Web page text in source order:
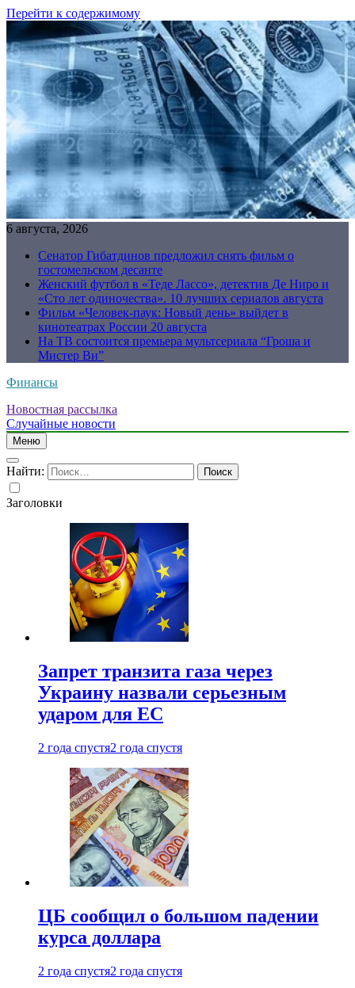
Перейти к содержимому
6 августа, 2026
Сенатор Гибатдинов предложил снять фильм о
гостомельском десанте
Женский футбол в «Теде Лассо», детектив Де Ниро и
«Сто лет одиночества». 10 лучших сериалов августа
Фильм «Человек-паук: Новый день» выйдет в
кинотеатрах России 20 августа
На ТВ состоится премьера мультсериала “Гроша и
Мистер Ви”
Финансы
Новостная рассылка
Случайные новости
Меню
Найти:
Заголовки
Запрет транзита газа через
Украину назвали серьезным
ударом для ЕС
2 года спустя2 года спустя
ЦБ сообщил о большом падении
курса доллара
2 года спустя2 года спустя